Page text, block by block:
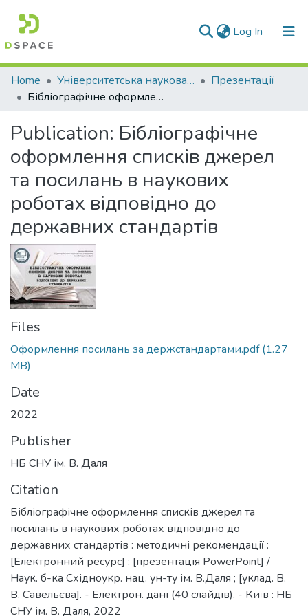
Log In (current)
Communities & Collections
All of DSpace
Statistics
Home Університетська наукова бібліотека
Презентації
Бібліографічне оформлення списків джерел та посилань в наукових роботах відповідно до державних стандартів
Publication: Бібліографічне
оформлення списків джерел
та посилань в наукових
роботах відповідно до
державних стандартів
Files
Оформлення посилань за держстандартами.pdf(1.27
MB)
Date
2022
Publisher
НБ СНУ ім. В. Даля
Citation
Бібліографічне оформлення списків джерел та
посилань в наукових роботах відповідно до
державних стандартів : методичні рекомендації :
[Електронний ресурс] : [презентація PowerPoint] /
Наук. б-ка Східноукр. нац. ун-ту ім. В.Даля ; [уклад. В.
В. Савельєва]. - Електрон. дані (40 слайдів). - Київ : НБ
СНУ ім. В. Даля, 2022